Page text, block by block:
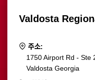
Valdosta
주소:
1750 Airport Rd - Ste
Valdosta Georgia